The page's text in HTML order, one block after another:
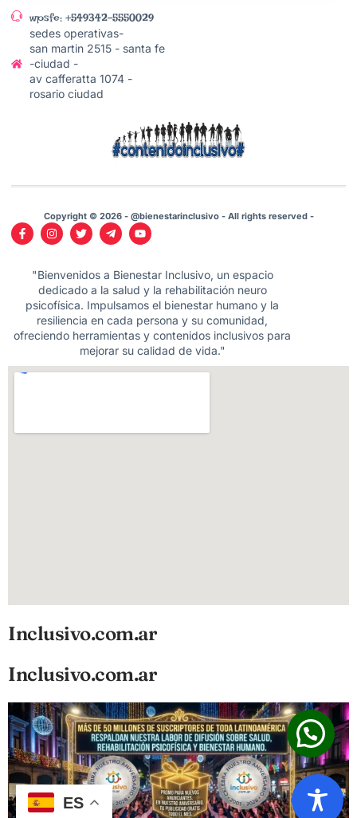
wpsfe: +549342-5550029
sedes operativas-
san martin 2515 - santa fe
-ciudad -
av cafferatta 1074 -
rosario ciudad
Copyright © 2026 - @bienestarinclusivo - All rights reserved -
"Bienvenidos a Bienestar Inclusivo, un espacio
dedicado a la salud y la rehabilitación neuro
psicofísica. Impulsamos el bienestar humano y la
resiliencia en cada persona y su comunidad,
ofreciendo herramientas y contenidos inclusivos para
mejorar su calidad de vida."
Inclusivo.com.ar
Inclusivo.com.ar
ES